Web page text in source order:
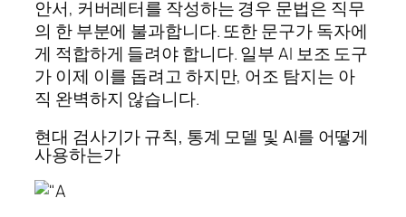
안서, 커버레터를 작성하는 경우 문법은 직무
의 한 부분에 불과합니다. 또한 문구가 독자에
게 적합하게 들려야 합니다. 일부 AI 보조 도구
가 이제 이를 돕려고 하지만, 어조 탐지는 아
직 완벽하지 않습니다.
현대 검사기가 규칙, 통계 모델 및 AI를 어떻게
사용하는가